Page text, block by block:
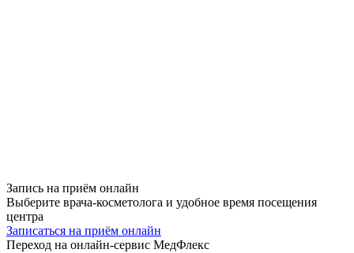
Запись на приём онлайн
Выберите врача-косметолога и удобное время посещения
центра
Записаться на приём онлайн
Переход на онлайн-сервис МедФлекс